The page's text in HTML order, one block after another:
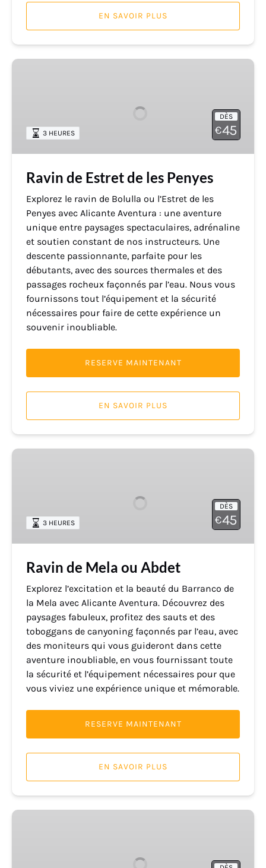
EN SAVOIR PLUS
Ravin
Penyes
DÈS
€45
3 HEURES
Ravin de Estret de les Penyes
Explorez le ravin de Bolulla ou l’Estret de les
Penyes avec Alicante Aventura : une aventure
unique entre paysages spectaculaires, adrénaline
et soutien constant de nos instructeurs. Une
descente passionnante, parfaite pour les
débutants, avec des sources thermales et des
passages rocheux façonnés par l’eau. Nous vous
fournissons tout l’équipement et la sécurité
nécessaires pour faire de cette expérience un
souvenir inoubliable.
RESERVE MAINTENANT
EN SAVOIR PLUS
Ravin
DÈS
€45
3 HEURES
Ravin de Mela ou Abdet
Explorez l’excitation et la beauté du Barranco de
la Mela avec Alicante Aventura. Découvrez des
paysages fabuleux, profitez des sauts et des
toboggans de canyoning façonnés par l’eau, avec
des moniteurs qui vous guideront dans cette
aventure inoubliable, en vous fournissant toute
la sécurité et l’équipement nécessaires pour que
vous viviez une expérience unique et mémorable.
RESERVE MAINTENANT
EN SAVOIR PLUS
Ravin